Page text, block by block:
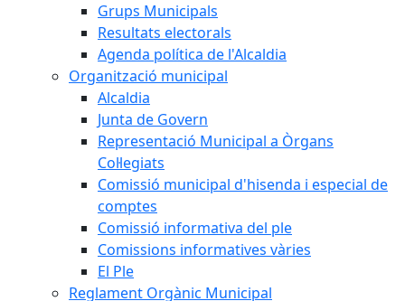
Grups Municipals
Resultats electorals
Agenda política de l'Alcaldia
Organització municipal
Alcaldia
Junta de Govern
Representació Municipal a Òrgans
Col·legiats
Comissió municipal d'hisenda i especial de
comptes
Comissió informativa del ple
Comissions informatives vàries
El Ple
Reglament Orgànic Municipal